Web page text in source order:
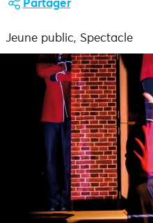
Partager
Jeune public, Spectacle